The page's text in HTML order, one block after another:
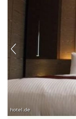
hotel.de